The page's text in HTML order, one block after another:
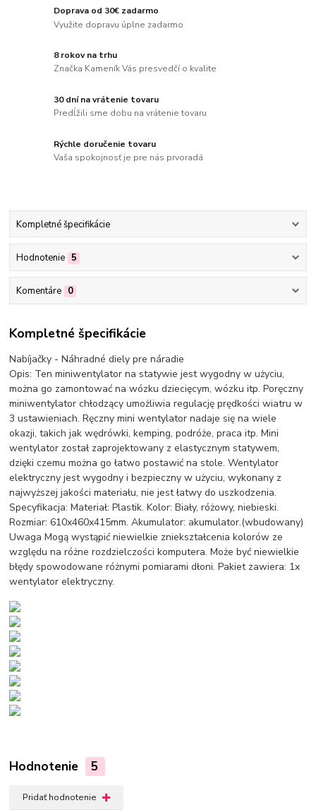
Doprava od 30€ zadarmo
Využite dopravu úplne zadarmo
8 rokov na trhu
Značka Kameník Vás presvedčí o kvalite
30 dní na vrátenie tovaru
Predĺžili sme dobu na vrátenie tovaru
Rýchle doručenie tovaru
Vaša spokojnosť je pre nás prvoradá
Kompletné špecifikácie
Hodnotenie 5
Komentáre 0
Kompletné špecifikácie
Nabíjačky - Náhradné diely pre náradie
Opis: Ten miniwentylator na statywie jest wygodny w użyciu,
można go zamontować na wózku dziecięcym, wózku itp. Poręczny
miniwentylator chłodzący umożliwia regulację prędkości wiatru w
3 ustawieniach. Ręczny mini wentylator nadaje się na wiele
okazji, takich jak wędrówki, kemping, podróże, praca itp. Mini
wentylator został zaprojektowany z elastycznym statywem,
dzięki czemu można go łatwo postawić na stole. Wentylator
elektryczny jest wygodny i bezpieczny w użyciu, wykonany z
najwyższej jakości materiału, nie jest łatwy do uszkodzenia.
Specyfikacja: Materiał: Plastik. Kolor: Biały, różowy, niebieski.
Rozmiar: 610x460x415mm. Akumulator: akumulator.(wbudowany)
Uwaga Mogą wystąpić niewielkie zniekształcenia kolorów ze
względu na różne rozdzielczości komputera. Może być niewielkie
błędy spowodowane różnymi pomiarami dłoni. Pakiet zawiera: 1x
wentylator elektryczny.
Hodnotenie 5
Pridať hodnotenie